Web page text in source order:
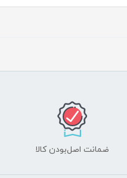
ضمانت اصل‌بودن کالا